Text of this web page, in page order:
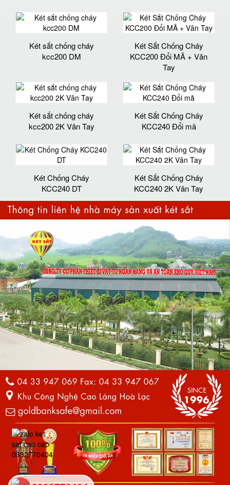
Két sắt chống cháy
kcc200 DM
Két Sắt Chống Cháy
KCC200 Đổi MÃ + Vân
Tay
Két sắt chống cháy
kcc200 2K Vân Tay
Két Sắt Chống Cháy
KCC240 Đổi mã
Két Chống Cháy
KCC240 DT
Két Sắt Chống Cháy
KCC240 2K Vân Tay